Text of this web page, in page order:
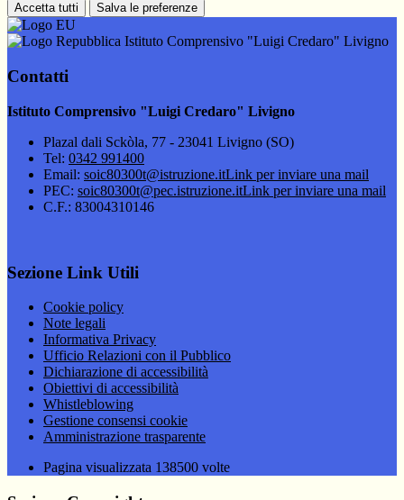
Accetta tutti Salva le preferenze
Istituto Comprensivo "Luigi Credaro" Livigno
Contatti
Istituto Comprensivo "Luigi Credaro" Livigno
Plazal dali Sckòla, 77 - 23041 Livigno (SO)
Tel: 0342 991400
Email: soic80300t@istruzione.itLink per inviare una mail
PEC: soic80300t@pec.istruzione.itLink per inviare una mail
C.F.: 83004310146
Sezione Link Utili
Cookie policy
Note legali
Informativa Privacy
Ufficio Relazioni con il Pubblico
Dichiarazione di accessibilità
Obiettivi di accessibilità
Whistleblowing
Gestione consensi cookie
Amministrazione trasparente
Pagina visualizzata 138500 volte